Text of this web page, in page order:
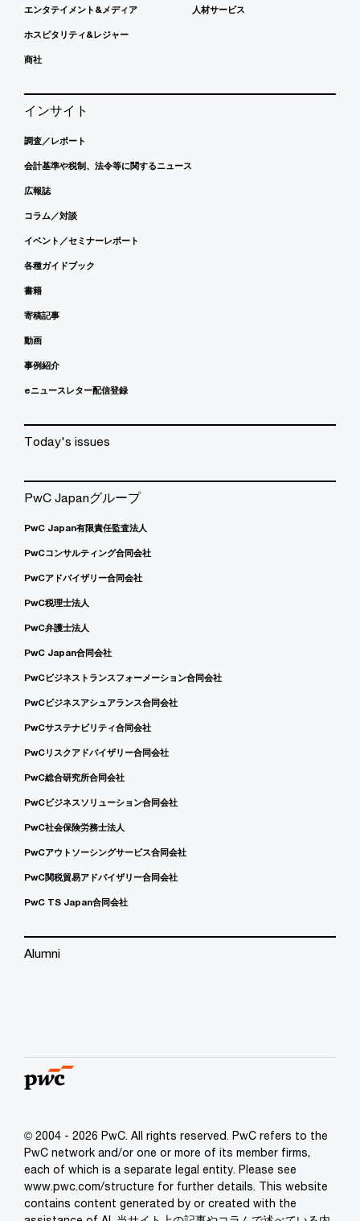
エンタテイメント&メディア
ホスピタリティ&レジャー
商社
人材サービス
インサイト
調査／レポート
会計基準や税制、法令等に関するニュース
広報誌
コラム／対談
イベント／セミナーレポート
各種ガイドブック
書籍
寄稿記事
動画
事例紹介
eニュースレター配信登録
Today's issues
PwC Japanグループ
PwC Japan有限責任監査法人
PwCコンサルティング合同会社
PwCアドバイザリー合同会社
PwC税理士法人
PwC弁護士法人
PwC Japan合同会社
PwCビジネストランスフォーメーション合同会社
PwCビジネスアシュアランス合同会社
PwCサステナビリティ合同会社
PwCリスクアドバイザリー合同会社
PwC総合研究所合同会社
PwCビジネスソリューション合同会社
PwC社会保険労務士法人
PwCアウトソーシングサービス合同会社
PwC関税貿易アドバイザリー合同会社
PwC TS Japan合同会社
Alumni
© 2004 - 2026 PwC. All rights reserved. PwC refers to the
PwC network and/or one or more of its member firms,
each of which is a separate legal entity. Please see
www.pwc.com/structure for further details. This website
contains content generated by or created with the